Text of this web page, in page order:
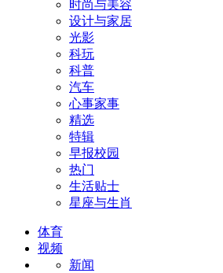
时尚与美容
设计与家居
光影
科玩
科普
汽车
心事家事
精选
特辑
早报校园
热门
生活贴士
星座与生肖
体育
视频
新闻